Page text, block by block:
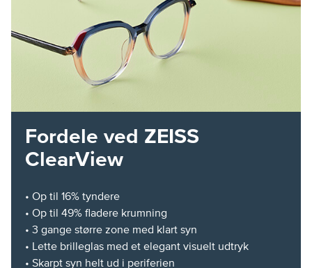
Fordele ved ZEISS
ClearView
• Op til 16% tyndere
• Op til 49% fladere krumning
• 3 gange større zone med klart syn
• Lette brilleglas med et elegant visuelt udtryk
• Skarpt syn helt ud i periferien